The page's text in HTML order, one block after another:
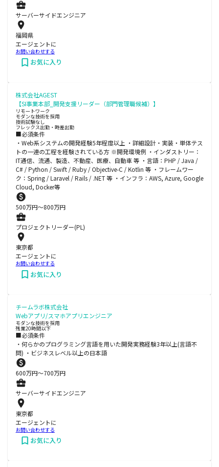
サーバーサイドエンジニア
福岡県
エージェントに
お問い合わせする
お気に入り
株式会社AGEST
【SI事業本部_開発支援リーダー（部門管理職候補）】
リモートワーク
モダンな技術を採用
技術試験なし
フレックス出勤・時差出勤
■必須条件
・Web系システムの開発経験5年程度以上 ・詳細設計・実装・単体テス
トの一連の工程を経験されている方 ※開発環境例 ・インダストリー：
IT通信、流通、製造、不動産、医療、自動車 等 ・言語：PHP / Java /
C# / Python / Swift / Ruby / Objective-C / Kotlin 等 ・フレームワー
ク：Spring / Laravel / Rails / .NET 等 ・インフラ：AWS, Azure, Google
Cloud, Docker等
500万円〜800万円
プロジェクトリーダー(PL)
東京都
エージェントに
お問い合わせする
お気に入り
チームラボ株式会社
Webアプリ/スマホアプリエンジニア
モダンな技術を採用
残業20時間以下
■必須条件
・何らかのプログラミング言語を用いた開発実務経験3年以上(言語不
問) ・ビジネスレベル以上の日本語
600万円〜700万円
サーバーサイドエンジニア
東京都
エージェントに
お問い合わせする
お気に入り